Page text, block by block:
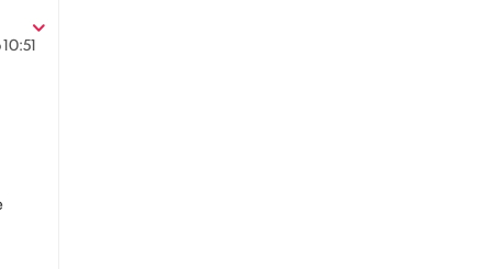
10:51